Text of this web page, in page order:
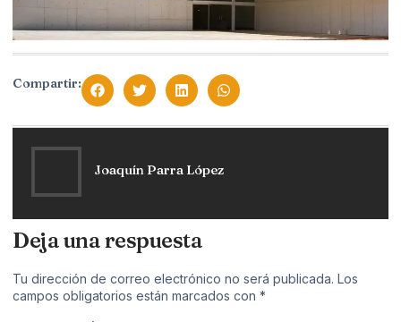
Compartir:
Joaquín Parra López
Deja una respuesta
Tu dirección de correo electrónico no será publicada. Los
campos obligatorios están marcados con *